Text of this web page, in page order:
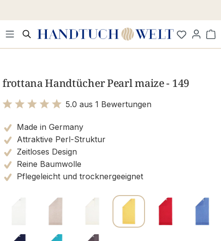
frottana Handtücher Pearl maize - 149
5.0 aus 1 Bewertungen
Made in Germany
Attraktive Perl-Struktur
Zeitloses Design
Reine Baumwolle
Pflegeleicht und trocknergeeignet